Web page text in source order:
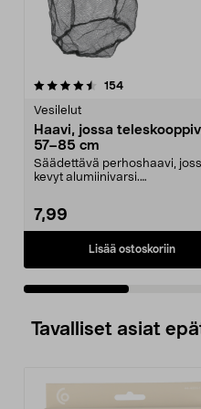
154arvostelut
Vesilelut
Haavi, jossa
57–85 cm
Säädettävä perhoshaavi,
kevyt alumiinivarsi.
7,99
Lisää ostoskoriin
4.5 viidestä
Tavalliset asiat